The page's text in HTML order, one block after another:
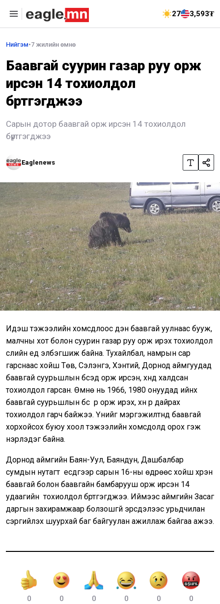
27 3,593₮
Нийгэм•7 жилийн өмнө
Баавгай суурин газар руу орж
ирсэн 14 тохиолдол
бүртгэгджээ
Сарын дотор баавгай орж ирсэн 14 тохиолдол
бүртгэгджээ
Eaglenews
Идэш тэжээлийн хомсдлоос үүдэн баавгай уулнаас бууж,
малчны хот болон суурин газар руу орж ирэх тохиолдол
сүүлийн үед элбэгшиж байна. Тухайлбал, намрын сар
гарснаас хойш Төв, Сэлэнгэ, Хэнтий, Дорнод аймгуудад
баавгай суурьшлын бүсэд орж ирсэн, хүнд халдсан
тохиолдол гарсан. Өмнө нь 1966, 1980 онуудад ийнхүү
баавгай суурьшлын бүс рүү орж ирэх, хүн рүү дайрах
тохиолдол гарч байжээ. Үүнийг мэргэжилтнүүд баавгай
хорхойсох буюу хоол тэжээлийн хомсдолд орох гэж
нэрлэдэг байна.
Дорнод аймгийн Баян-Уул, Баяндун, Дашбалбар
сумдын нутагт есдүгээр сарын 16-ны өдрөөс хойш хүрэн
баавгай болон баавгайн бамбарууш орж ирсэн 14
удаагийн тохиолдол бүртгэгджээ. Иймээс аймгийн Засаг
даргын захирамжаар болзошгүй эрсдэлээс урьдчилан
сэргийлэх шуурхай баг байгуулан ажиллаж байгаа ажээ.
0 0 0 0 0 0